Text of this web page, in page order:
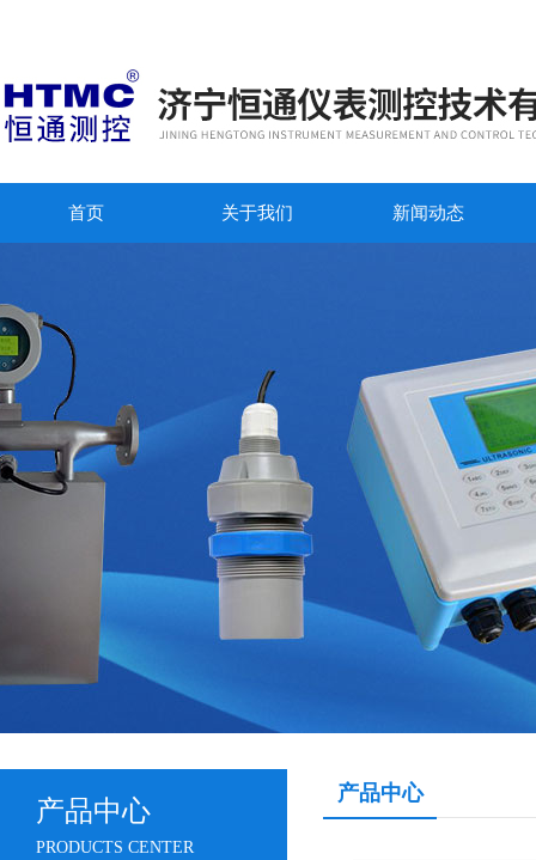
首页 关于我们 新闻动态
产品中心
PRODUCTS CENTER
产品中心